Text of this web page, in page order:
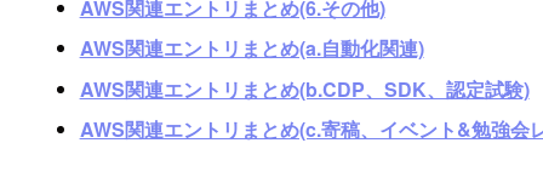
AWS関連エントリまとめ(6.その他)
AWS関連エントリまとめ(a.自動化関連)
AWS関連エントリまとめ(b.CDP、SDK、認定試験)
AWS関連エントリまとめ(c.寄稿、イベント&勉強会